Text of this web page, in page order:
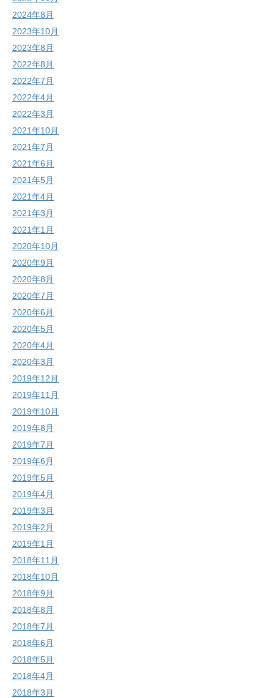
2024年8月
2023年10月
2023年8月
2022年8月
2022年7月
2022年4月
2022年3月
2021年10月
2021年7月
2021年6月
2021年5月
2021年4月
2021年3月
2021年1月
2020年10月
2020年9月
2020年8月
2020年7月
2020年6月
2020年5月
2020年4月
2020年3月
2019年12月
2019年11月
2019年10月
2019年8月
2019年7月
2019年6月
2019年5月
2019年4月
2019年3月
2019年2月
2019年1月
2018年11月
2018年10月
2018年9月
2018年8月
2018年7月
2018年6月
2018年5月
2018年4月
2018年3月